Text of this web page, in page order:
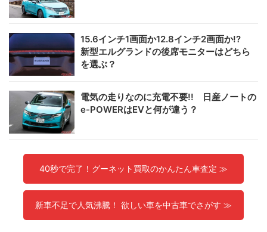
15.6インチ1画面か12.8インチ2画面か!?
新型エルグランドの後席モニターはどちら
を選ぶ？
電気の走りなのに充電不要!! 日産ノートの
e-POWERはEVと何が違う？
40秒で完了！グーネット買取のかんたん車査定 ≫
新車不足で人気沸騰！ 欲しい車を中古車でさがす ≫